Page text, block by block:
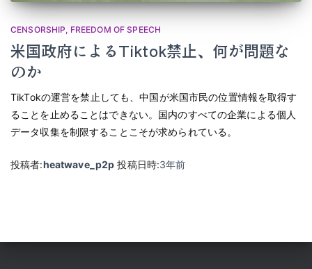
CENSORSHIP FREEDOM OF SPEECH
米国政府によるTiktok禁止、何が問題な
のか
TikTokの運営を禁止しても、中国が米国市民の位置情報を取得す
ることを止めることはできない。国内のすべての企業による個人
データ収集を制限することこそが求められている。
投稿者:heatwave_p2p 投稿日時:3年前